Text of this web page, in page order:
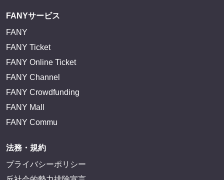
FANYサービス
FANY
FANY Ticket
FANY Online Ticket
FANY Channel
FANY Crowdfunding
FANY Mall
FANY Commu
法務・規約
プライバシーポリシー